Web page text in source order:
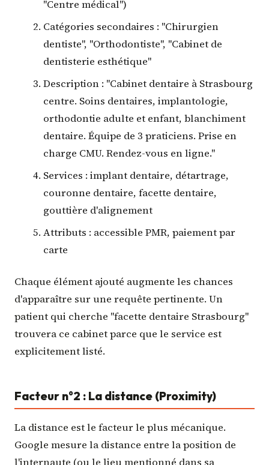
"Centre médical")
Catégories secondaires : "Chirurgien
dentiste", "Orthodontiste", "Cabinet de
dentisterie esthétique"
Description : "Cabinet dentaire à Strasbourg
centre. Soins dentaires, implantologie,
orthodontie adulte et enfant, blanchiment
dentaire. Équipe de 3 praticiens. Prise en
charge CMU. Rendez-vous en ligne."
Services : implant dentaire, détartrage,
couronne dentaire, facette dentaire,
gouttière d'alignement
Attributs : accessible PMR, paiement par
carte
Chaque élément ajouté augmente les chances
d'apparaître sur une requête pertinente. Un
patient qui cherche "facette dentaire Strasbourg"
trouvera ce cabinet parce que le service est
explicitement listé.
Facteur n°2 : La distance (Proximity)
La distance est le facteur le plus mécanique.
Google mesure la distance entre la position de